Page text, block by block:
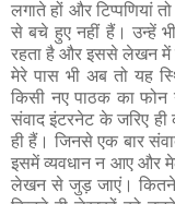
लगाते हों और टिप्‍पणियां
से बचे हुए नहीं हैं। उन्‍हें
रहता है और इससे लेखन में
मेरे पास भी अब तो यह
किसी नए पाठक का फोन
संवाद इंटरनेट के जरिए
ही हैं। जिनसे एक बार
इसमें व्‍यवधान न आए और
लेखन से जुड़ जाएं। कितने